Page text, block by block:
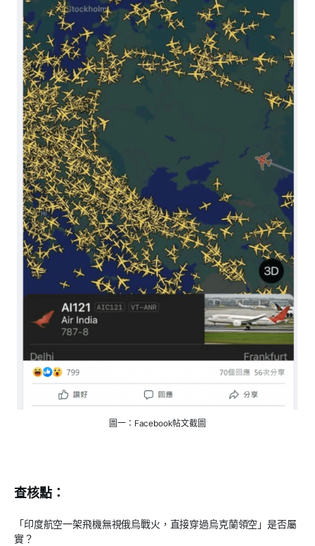
圖一：Facebook帖文截圖
查核點：
「印度航空一架飛機無視俄烏戰火，直接穿過烏克蘭領空」是否屬
實？